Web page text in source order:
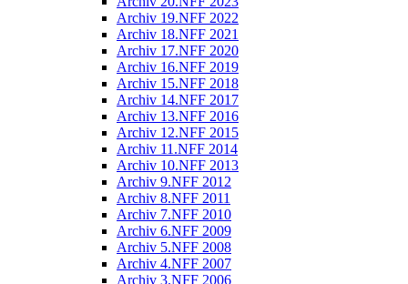
Archiv 19.NFF 2022
Archiv 18.NFF 2021
Archiv 17.NFF 2020
Archiv 16.NFF 2019
Archiv 15.NFF 2018
Archiv 14.NFF 2017
Archiv 13.NFF 2016
Archiv 12.NFF 2015
Archiv 11.NFF 2014
Archiv 10.NFF 2013
Archiv 9.NFF 2012
Archiv 8.NFF 2011
Archiv 7.NFF 2010
Archiv 6.NFF 2009
Archiv 5.NFF 2008
Archiv 4.NFF 2007
Archiv 3.NFF 2006